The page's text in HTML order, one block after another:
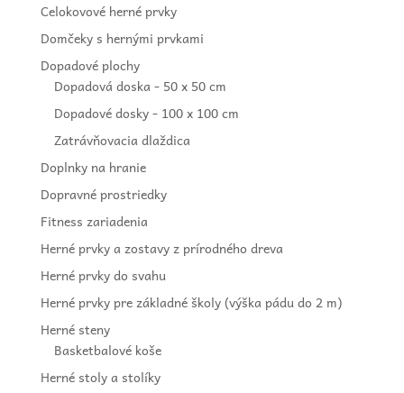
Celokovové herné prvky
Domčeky s hernými prvkami
Dopadové plochy
Dopadová doska - 50 x 50 cm
Dopadové dosky - 100 x 100 cm
Zatrávňovacia dlaždica
Doplnky na hranie
Dopravné prostriedky
Fitness zariadenia
Herné prvky a zostavy z prírodného dreva
Herné prvky do svahu
Herné prvky pre základné školy (výška pádu do 2 m)
Herné steny
Basketbalové koše
Herné stoly a stolíky